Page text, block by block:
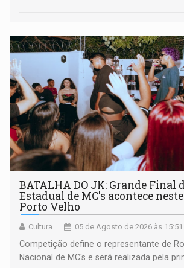
BATALHA DO JK: Grande Final
Estadual de MC's acontece
Porto Velho
Cultura 05 de Agosto de 2026 às 15:51
Competição define o representante de
Nacional de MC's e será realizada pela